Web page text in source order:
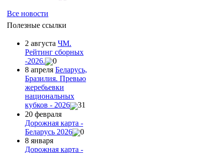
Все новости
Полезные ссылки
2 августа ЧМ.
Рейтинг сборных
-2026.
0
8 апреля Беларусь,
Бразилия. Превью
жеребьевки
национальных
кубков - 2026
31
20 февраля
Дорожная карта -
Беларусь 2026
0
8 января
Дорожная карта -